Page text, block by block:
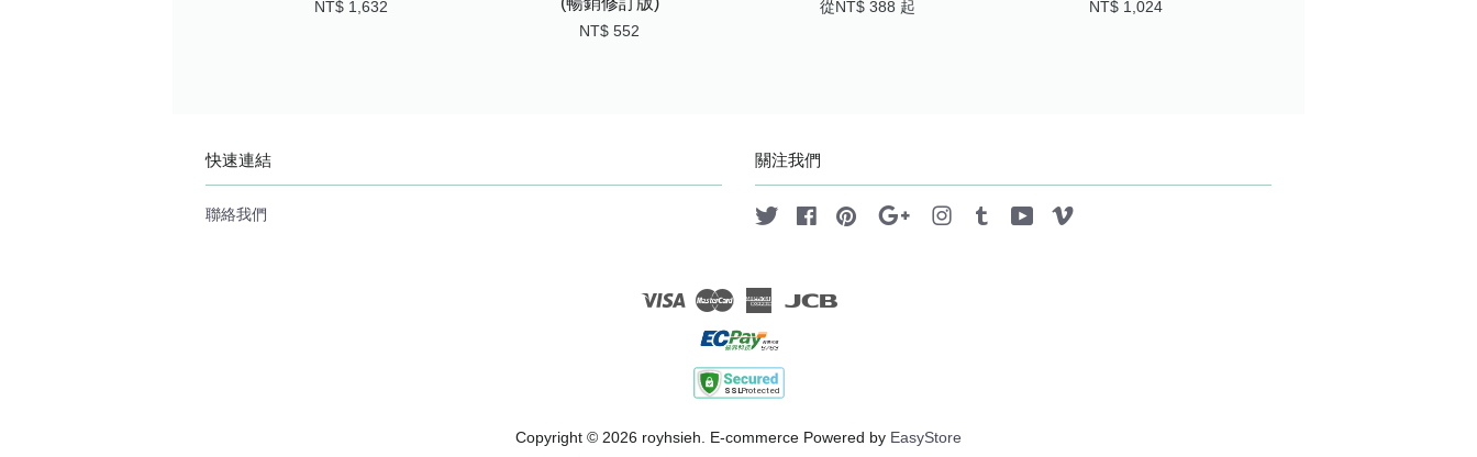
NT$ 1,632
NT$ 552
從NT$ 388 起 NT$ 1,024
快速連結
聯絡我們
關注我們
Twitter FacebookPinterest Google Instagram
Tumblr YouTube
Visa Master American
Copyright © 2026 royhsieh. E-commerce Powered by EasyStore